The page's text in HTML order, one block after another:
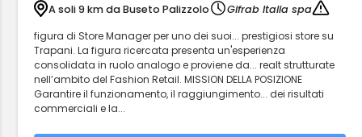
A soli 9 km da Buseto Palizzolo
Gifrab Italia spa
figura di Store Manager per uno dei suoi... prestigiosi store su
Trapani. La figura ricercata presenta un'esperienza
consolidata in ruolo analogo e proviene da... realt strutturate
nell’ambito del Fashion Retail. MISSION DELLA POSIZIONE
Garantire il funzionamento, il raggiungimento... dei risultati
commerciali e la...